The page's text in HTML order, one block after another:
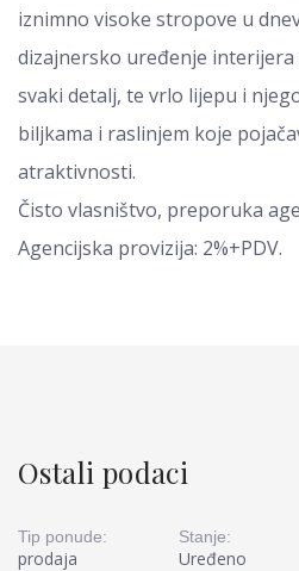
iznimno visoke stropove u
dizajnersko uređenje
svaki detalj, te vrlo lijepu i
biljkama i raslinjem koje
atraktivnosti.
Čisto vlasništvo, preporuka
Agencijska provizija: 2%+PDV.
Ostali podaci
Tip ponude:
prodaja
Stanje:
Uređeno